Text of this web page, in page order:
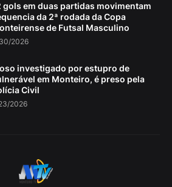
gols em duas partidas movimentam
da 2ª rodada da Copa
de Futsal Masculino
2026
investigado por estupro de
em Monteiro, é preso pela
Civil
2026